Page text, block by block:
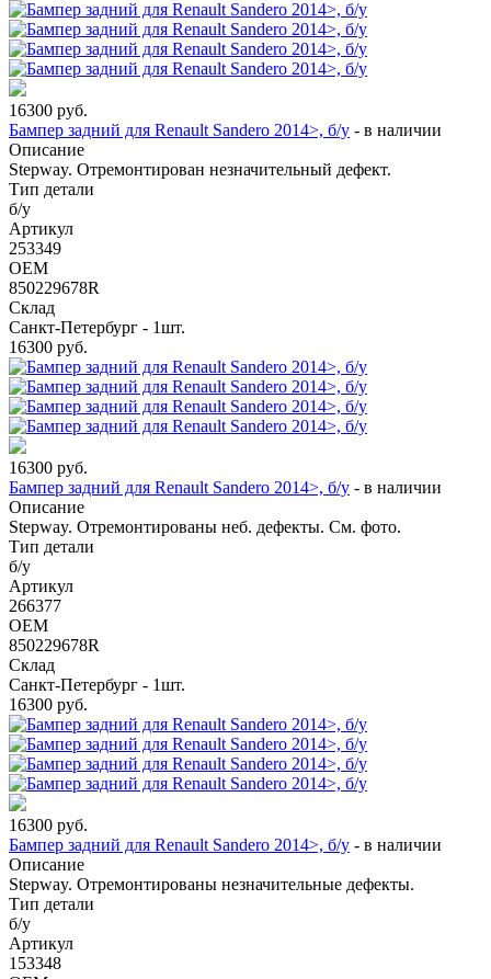
16300 руб.
Бампер задний для Renault Sandero 2014>, б/у - в наличии
Описание
Stepway. Отремонтирован незначительный дефект.
Тип детали
б/у
Артикул
253349
OEM
850229678R
Склад
Санкт-Петербург - 1шт.
16300 руб.
16300 руб.
Бампер задний для Renault Sandero 2014>, б/у - в наличии
Описание
Stepway. Отремонтированы неб. дефекты. См. фото.
Тип детали
б/у
Артикул
266377
OEM
850229678R
Склад
Санкт-Петербург - 1шт.
16300 руб.
16300 руб.
Бампер задний для Renault Sandero 2014>, б/у - в наличии
Описание
Stepway. Отремонтированы незначительные дефекты.
Тип детали
б/у
Артикул
153348